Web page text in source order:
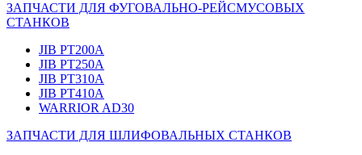
ЗАПЧАСТИ ДЛЯ ФУГОВАЛЬНО-РЕЙСМУСОВЫХ
СТАНКОВ
JIB PT200A
JIB PT250A
JIB PT310A
JIB PT410A
WARRIOR AD30
ЗАПЧАСТИ ДЛЯ ШЛИФОВАЛЬНЫХ СТАНКОВ